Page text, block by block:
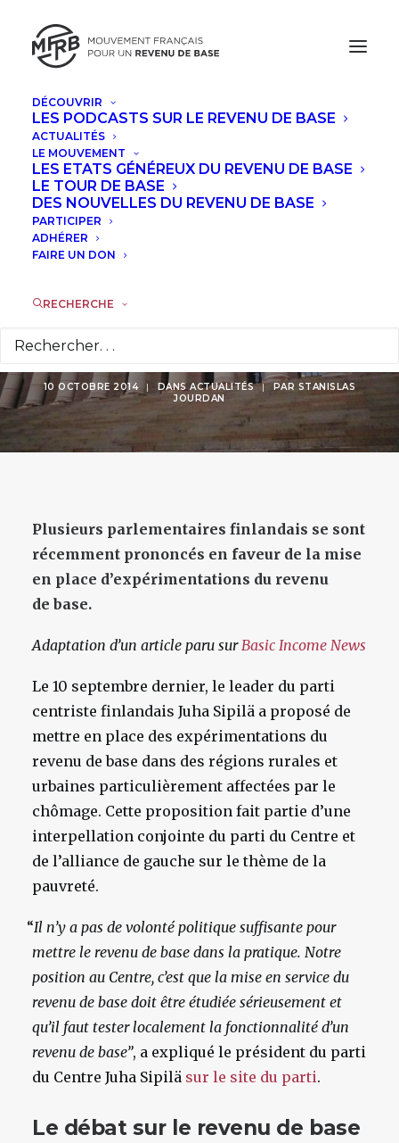
DÉCOUVRIR
LES PODCASTS SUR LE REVENU DE BASE
ACTUALITÉS
LE MOUVEMENT
LES ETATS GÉNÉREUX DU REVENU DE BASE
LE TOUR DE BASE
DES NOUVELLES DU REVENU DE BASE
PARTICIPER
ADHÉRER
FAIRE UN DON
RECHERCHE
Finlande :
l'opposition pousse
pour la mise en
d'expérimentations
10 OCTOBRE 2014 | DANSACTUALITÉS | PAR STANISLAS
JOURDAN
Plusieurs parlementaires finlandais se sont
récemment prononcés en faveur de la mise
en place d’expérimentations du revenu
de base.
Adaptation d’un article paru surBasic Income News
Le 10 septembre dernier, le leader du parti
centriste finlandais Juha Sipilä a proposé de
mettre en place des expérimentations du
revenu de base dans des régions rurales et
urbaines particulièrement affectées par le
chômage. Cette proposition fait partie d’une
interpellation conjointe du parti du Centre et
de l’alliance de gauche sur le thème de la
pauvreté.
“Il n’y a pas de volonté politique suffisante pour
mettre le revenu de base dans la pratique. Notre
position au Centre, c’est que la mise en service du
revenu de base doit être étudiée sérieusement et
qu’il faut tester localement la fonctionnalité d’un
revenu de base”, a expliqué le président du parti
du Centre Juha Sipilä sur le site du parti.
Le débat sur le revenu de base